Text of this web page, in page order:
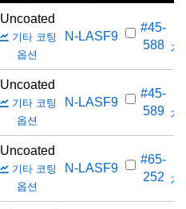
Uncoated
기타 코팅
옵션
N-LASF9
#45-
588 가
Uncoated
기타 코팅
옵션
N-LASF9
#45-
589 가
Uncoated
기타 코팅
옵션
N-LASF9
#65-
252 가